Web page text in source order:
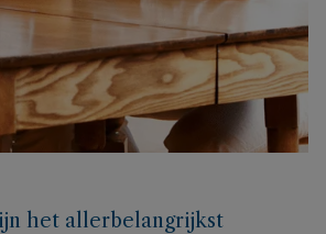
het allerbelangrijkst